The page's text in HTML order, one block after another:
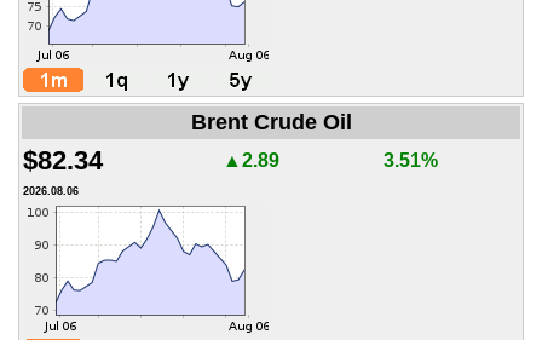
Brent Crude Oil
$82.34 ▲2.89 3.51%
2026.08.06